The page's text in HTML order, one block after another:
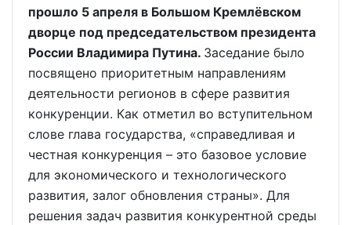
прошло 5 апреля в Большом Кремлёвском
дворце под председательством президента
России Владимира Путина. Заседание было
посвящено приоритетным направлениям
деятельности регионов в сфере развития
конкуренции. Как отметил во вступительном
слове глава государства, «справедливая и
честная конкуренция – это базовое условие
для экономического и технологического
развития, залог обновления страны». Для
решения задач развития конкурентной среды